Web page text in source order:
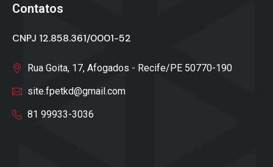
Contatos
CNPJ 12.858.361/0001-52
Rua Goita, 17, Afogados - Recife/PE 50770-190
site.fpetkd@gmail.com
81 99933-3036